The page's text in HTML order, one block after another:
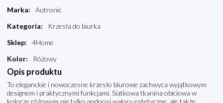
Marka:
Autronic
Kategoria:
Krzesła do biurka
Sklep:
4Home
Kolor: Różowy
Opis produktu
To eleganckie i nowoczesne krzesło biurowe zachwyca wyjątkowym
designem i praktycznymi funkcjami. Siatkowa tkanina obiciowa w